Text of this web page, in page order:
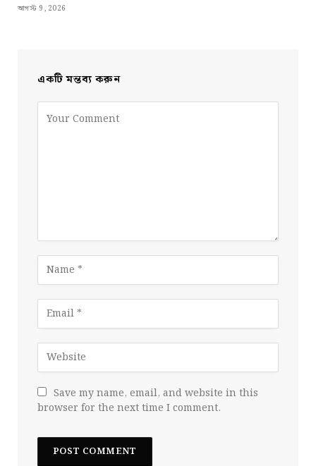
আগস্ট 9, 2026
একটি মন্তব্য করুন
Save my name, email, and website in this
browser for the next time I comment.